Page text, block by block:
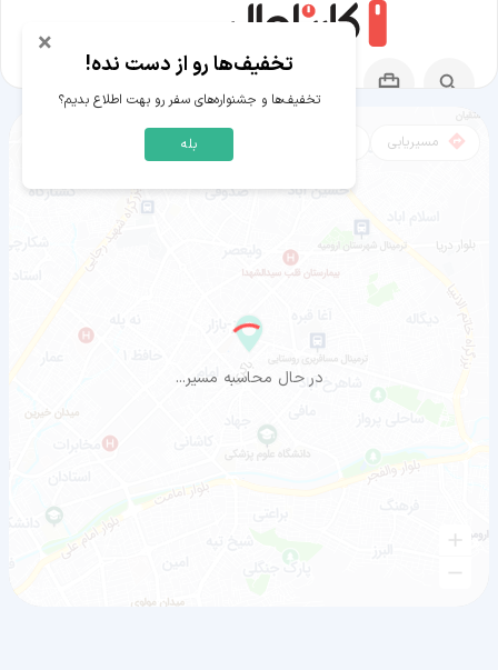
مسیریابی
در حال محاسبه مسیر...
مسیر جزیره کومودو به ارومیه
× تخفیف‌ها رو از دست نده!
تخفیف‌ها و جشنواره‌های سفر رو بهت اطلاع بدیم؟
بله